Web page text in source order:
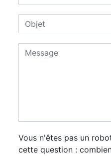
Vous n'êtes pas un
cette question :